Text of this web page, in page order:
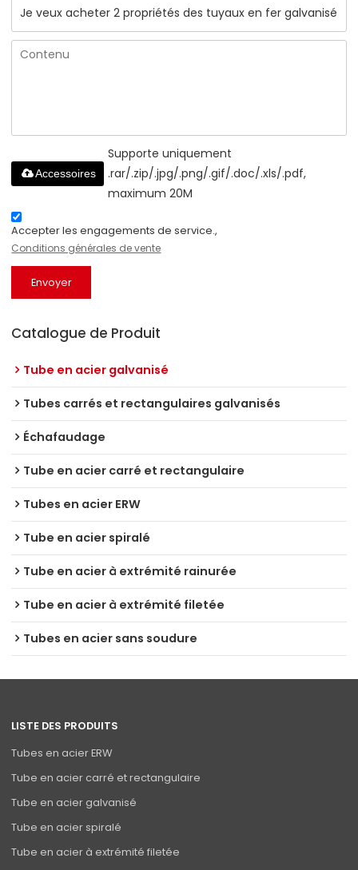
Supporte uniquement
.rar/.zip/.jpg/.png/.gif/.doc/.xls/.pdf,
maximum 20M
Accessoires
Accepter les engagements de service.,
Conditions générales de vente
Envoyer
Catalogue de Produit
Tube en acier galvanisé
Tubes carrés et rectangulaires galvanisés
Échafaudage
Tube en acier carré et rectangulaire
Tubes en acier ERW
Tube en acier spiralé
Tube en acier à extrémité rainurée
Tube en acier à extrémité filetée
Tubes en acier sans soudure
LISTE DES PRODUITS
Tubes en acier ERW
Tube en acier carré et rectangulaire
Tube en acier galvanisé
Tube en acier spiralé
Tube en acier à extrémité filetée